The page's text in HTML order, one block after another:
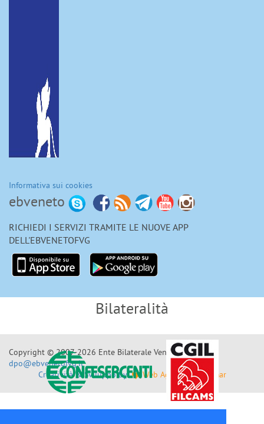
Informativa sui cookies
ebveneto
RICHIEDI I SERVIZI TRAMITE LE NUOVE APP
DELL'EBVENETOFVG
Bilateralità
Enti Bilaterali Nazionali
Copyright © 2007-2026 Ente Bilaterale Veneto F.V.G.
dpo@ebvenetofvg.it
Creatività & Sviluppo by
Web Agency by Telemar